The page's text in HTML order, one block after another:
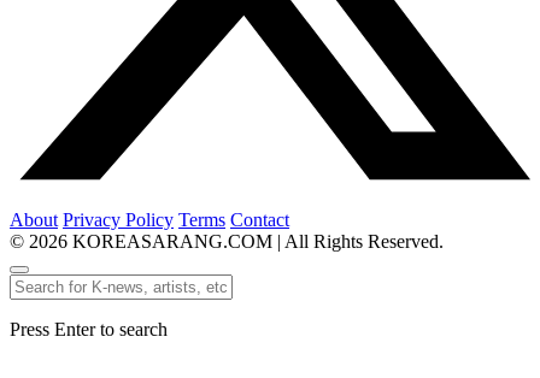
About Privacy Policy Terms Contact
© 2026 KOREASARANG.COM | All Rights Reserved.
Press Enter to search